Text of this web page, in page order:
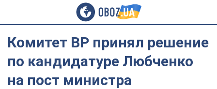
Комитет ВР принял решение
по кандидатуре Любченко
на пост министра